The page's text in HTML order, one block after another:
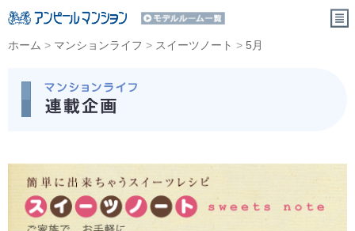
ホーム > マンションライフ > スイーツノート > 5月